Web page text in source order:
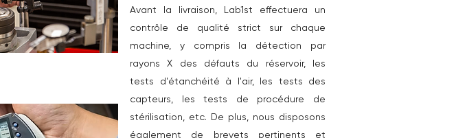
Avant la livraison, Lab1st effectuera un
contrôle de qualité strict sur chaque
machine, y compris la détection par
rayons X des défauts du réservoir, les
tests d'étanchéité à l'air, les tests des
capteurs, les tests de procédure de
stérilisation, etc. De plus, nous disposons
également de brevets pertinents et